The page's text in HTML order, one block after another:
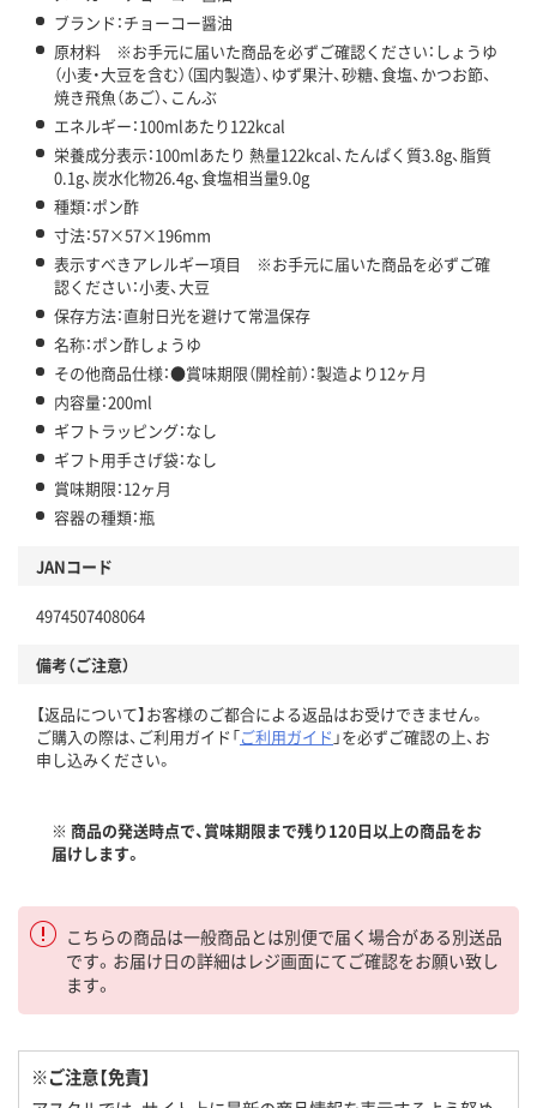
ブランド：チョーコー醤油
原材料 ※お手元に届いた商品を必ずご確認ください：しょうゆ
（小麦・大豆を含む）（国内製造）、ゆず果汁、砂糖、食塩、かつお節、
焼き飛魚（あご）、こんぶ
エネルギー：100mlあたり122kcal
栄養成分表示：100mlあたり 熱量122kcal、たんぱく質3.8g、脂質
0.1g、炭水化物26.4g、食塩相当量9.0g
種類：ポン酢
寸法：57×57×196mm
表示すべきアレルギー項目 ※お手元に届いた商品を必ずご確
認ください：小麦、大豆
保存方法：直射日光を避けて常温保存
名称：ポン酢しょうゆ
その他商品仕様：●賞味期限（開栓前）：製造より12ヶ月
内容量：200ml
ギフトラッピング：なし
ギフト用手さげ袋：なし
賞味期限：12ヶ月
容器の種類：瓶
JANコード
4974507408064
備考（ご注意）
【返品について】お客様のご都合による返品はお受けできません。
ご購入の際は、ご利用ガイド「ご利用ガイド 」を必ずご確認の上、お
申し込みください。
※ 商品の発送時点で、賞味期限まで残り120日以上の商品をお
届けします。
こちらの商品は一般商品とは別便で届く場合がある別送品
です。お届け日の詳細はレジ画面にてご確認をお願い致し
ます。
※ご注意【免責】